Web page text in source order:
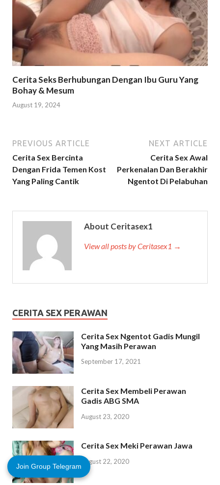
Cerita Seks Berhubungan Dengan Ibu Guru Yang
Bohay & Mesum
August 19, 2024
PREVIOUS ARTICLE
Cerita Sex Bercinta
Dengan Frida Temen Kost
Yang Paling Cantik
NEXT ARTICLE
Cerita Sex Awal
Perkenalan Dan Berakhir
Ngentot Di Pelabuhan
About Ceritasex1
View all posts by Ceritasex1 →
CERITA SEX PERAWAN
Cerita Sex Ngentot Gadis Mungil
Yang Masih Perawan
September 17, 2021
Cerita Sex Membeli Perawan
Gadis ABG SMA
August 23, 2020
Cerita Sex Meki Perawan Jawa
August 22, 2020
Join Group Telegram